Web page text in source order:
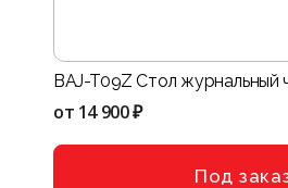
BAJ-T09Z Стол журнальный
от 14 900 ₽
Под